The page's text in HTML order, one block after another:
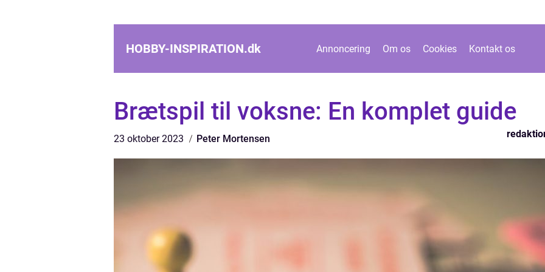
HOBBY-INSPIRATION.dk Annoncering Om os Cookies Kontakt os
Brætspil til voksne: En komplet guide
23 oktober 2023 Peter Mortensen